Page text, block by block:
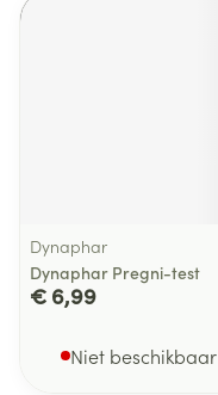
Dynaphar
Dynaphar Pregni-test
€ 6,99
Niet beschikbaar